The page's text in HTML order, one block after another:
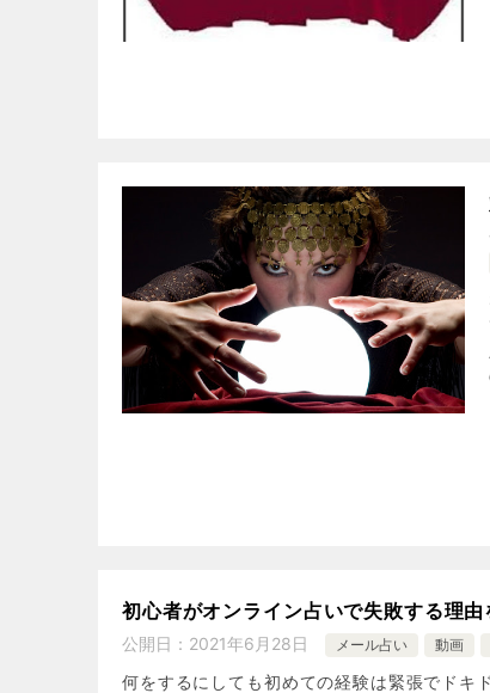
初心者がオンライン占いで失敗する理
公開日： 2021年6月28日 メール占い 動画
何をするにしても初めての経験は緊張でドキ